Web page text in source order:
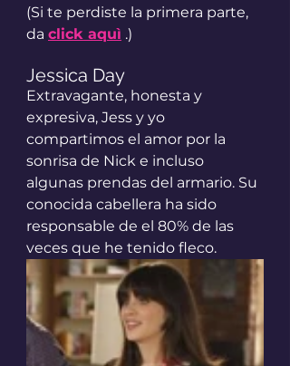
(Si te perdiste la primera parte,
da click aquì .)
Jessica Day
Extravagante, honesta y
expresiva, Jess y yo
compartimos el amor por la
sonrisa de Nick e incluso
algunas prendas del armario. Su
conocida cabellera ha sido
responsable de el 80% de las
veces que he tenido fleco.